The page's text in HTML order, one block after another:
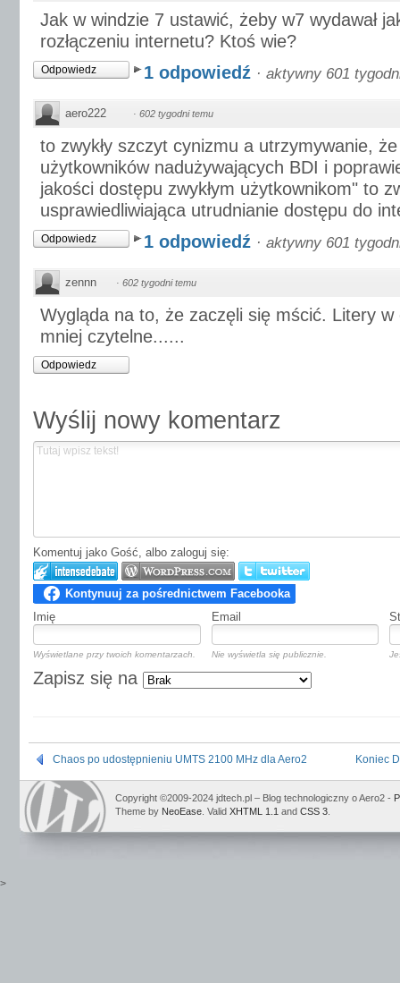
Jak w windzie 7 ustawić, żeby w7 wydawał
rozłączeniu internetu? Ktoś wie?
Odpowiedz 1 odpowiedź · aktywny 601
aero222 · 602 tygodni temu
to zwykły szczyt cynizmu a utrzymywanie,
użytkowników nadużywających BDI i
jakości dostępu zwykłym użytkownikom" to
usprawiedliwiająca utrudnianie dostępu do
Odpowiedz 1 odpowiedź · aktywny 601
zennn · 602 tygodni temu
Wygląda na to, że zaczęli się mścić. Litery
mniej czytelne......
Odpowiedz
Wyślij nowy komentarz
Komentuj jako Gość, albo zaloguj się:
Imię Email
Wyświetlane przy twoich komentarzach. Nie wyświetla się publicznie.
Zapisz się na
Chaos po udostępnieniu UMTS 2100 MHz dla Aero2 Koniec
Copyright ©2009-2024 jdtech.pl – Blog technologiczny o Aero2 -
Theme by NeoEase . Valid XHTML 1.1 and CSS 3
>